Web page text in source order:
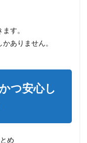
す。
ありません。
つ安心し